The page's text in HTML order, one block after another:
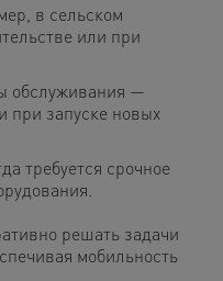
в сельском
или при
обслуживания —
при запуске новых
требуется срочное
решать задачи
мобильность